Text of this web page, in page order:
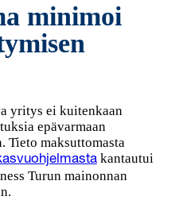
minimoi
yritys ei kuitenkaan
epävarmaan
Tieto maksuttomasta
kantautui
Turun mainonnan